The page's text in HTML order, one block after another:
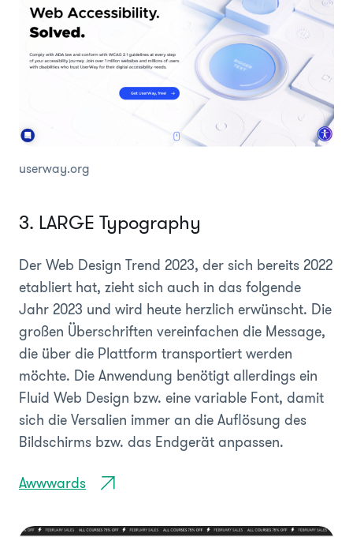
userway.org
3. LARGE Typography
Der Web Design Trend 2023, der sich bereits 2022
etabliert hat, zieht sich auch in das folgende
Jahr 2023 und wird heute herzlich erwünscht. Die
großen Überschriften vereinfachen die Message,
die über die Plattform transportiert werden
möchte. Die Anwendung benötigt allerdings ein
Fluid Web Design bzw. eine variable Font, damit
sich die Versalien immer an die Auflösung des
Bildschirms bzw. das Endgerät anpassen.
Awwwards